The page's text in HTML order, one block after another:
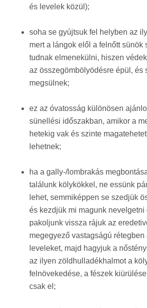
és levelek közül);
soha se gyújtsuk fel helyben az
mert a lángok elől a felnőtt sünök
tudnak elmenekülni, hiszen
az összegömbölyödésre épül, és
megsülnek;
ez az óvatosság különösen
sünellési időszakban, amikor a
hetekig vak és szinte
lehetnek;
ha a gally-/lombrakás
találunk kölykökkel, ne essünk
lehet, semmiképpen se szedjük
és kezdjük mi magunk nevelgetni
pakoljunk vissza rájuk az
megegyező vastagságú rétegben
leveleket, majd hagyjuk a
az ilyen zöldhulladékhalmot a
felnövekedése, a fészek
csak el;